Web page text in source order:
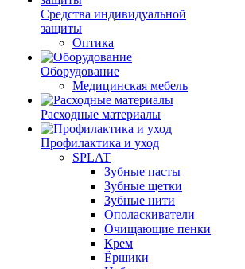
Средства индивидуальной
защиты
Оптика
Оборудование
Медицинская мебель
Расходные материалы
Профилактика и уход
SPLAT
Зубные пасты
Зубные щетки
Зубные нити
Ополаскиватели
Очищающие пенки
Крем
Ёршики